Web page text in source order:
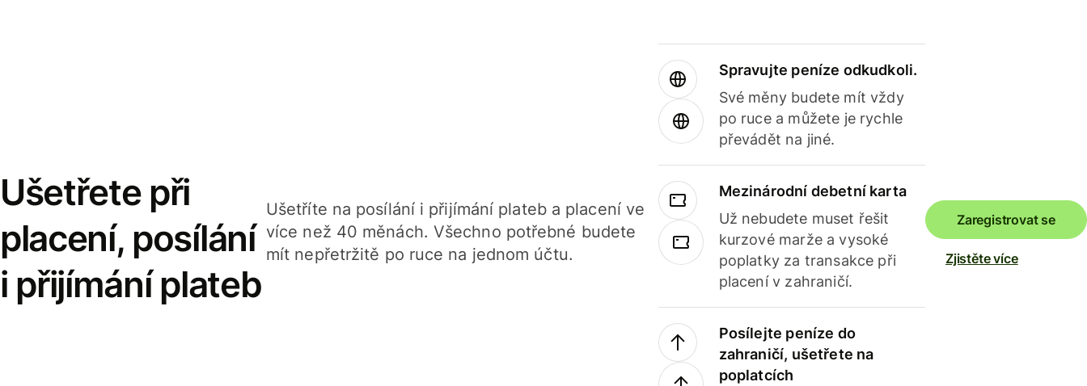
Ušetřete při
placení, posílání
i přijímání plateb
Ušetříte na posílání i přijímání plateb a placení ve
více než 40 měnách. Všechno potřebné budete
mít nepřetržitě po ruce na jednom účtu.
Spravujte peníze odkudkoli.
Své měny budete mít vždy
po ruce a můžete je rychle
převádět na jiné.
Mezinárodní debetní karta
Už nebudete muset řešit
kurzové marže a vysoké
poplatky za transakce při
placení v zahraničí.
Posílejte peníze do
zahraničí, ušetřete na
poplatcích
Zaregistrovat se
Zjistěte více